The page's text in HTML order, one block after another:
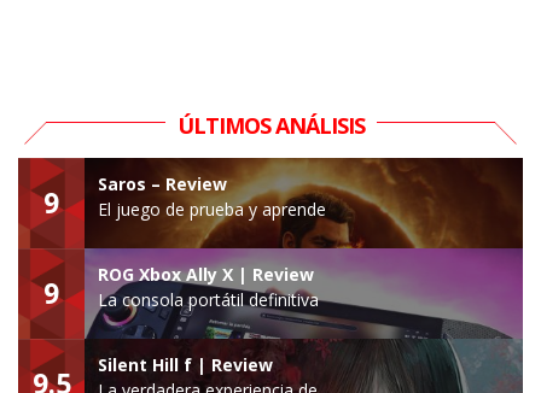
ÚLTIMOS ANÁLISIS
9
Saros – Review
El juego de prueba y aprende
9
ROG Xbox Ally X | Review
La consola portátil definitiva
9.5
Silent Hill f | Review